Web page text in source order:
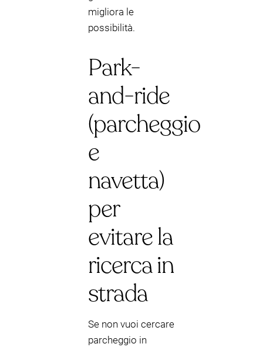
migliora le
possibilità.
Park-
and-ride
(parcheggio
e
navetta)
per
evitare la
ricerca in
strada
Se non vuoi cercare
parcheggio in